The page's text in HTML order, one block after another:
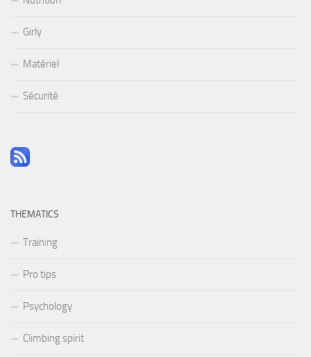
Girly
Matériel
Sécurité
THEMATICS
Training
Pro tips
Psychology
Climbing spirit